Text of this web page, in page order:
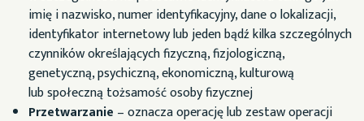
imię i nazwisko, numer identyfikacyjny, dane o lokalizacji,
identyfikator internetowy lub jeden bądź kilka szczególnych
czynników określających fizyczną, fizjologiczną,
genetyczną, psychiczną, ekonomiczną, kulturową
lub społeczną tożsamość osoby fizycznej
Przetwarzanie – oznacza operację lub zestaw operacji